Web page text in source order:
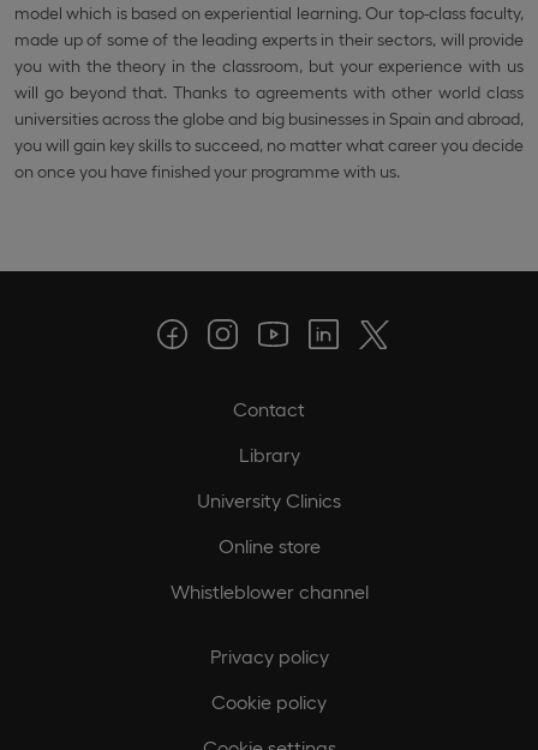
model which is based on experiential learning. Our top-class faculty,
made up of some of the leading experts in their sectors, will provide
you with the theory in the classroom, but your experience with us
will go beyond that. Thanks to agreements with other world class
universities across the globe and big businesses in Spain and abroad,
you will gain key skills to succeed, no matter what career you decide
on once you have finished your programme with us.
Contact
Library
University Clinics
Online store
Whistleblower channel
Privacy policy
Cookie policy